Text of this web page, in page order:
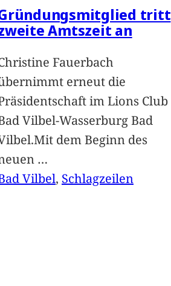
tritt
Amtszeit an
Fauerbach
erneut die
im Lions Club
Vilbel-Wasserburg Bad
dem Beginn des
…
Vilbel, Schlagzeilen